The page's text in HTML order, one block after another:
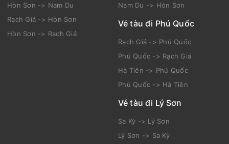
Hòn Sơn -> Nam Du
Rạch Giá -> Hòn Sơn
Hòn Sơn -> Rạch Giá
Nam Du -> Hòn Sơn
Vé tàu đi Phú Quốc
Rạch Giá -> Phú Quốc
Phú Quốc -> Rạch Giá
Hà Tiên -> Phú Quốc
Phú Quốc -> Hà Tiên
Vé tàu đi Lý Sơn
Sa Kỳ -> Lý Sơn
Lý Sơn -> Sa Kỳ